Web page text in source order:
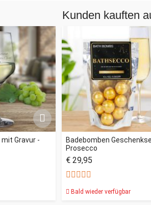
Kunden kauften
Gravur -
Badebomben
Prosecco
€ 29,95
Bald wieder verfügbar